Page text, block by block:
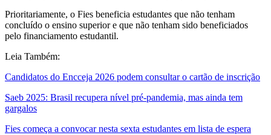
Prioritariamente, o Fies beneficia estudantes que não tenham
concluído o ensino superior e que não tenham sido beneficiados
pelo financiamento estudantil.
Leia Também:
Candidatos do Encceja 2026 podem consultar o cartão de inscrição
Saeb 2025: Brasil recupera nível pré-pandemia, mas ainda tem
gargalos
Fies começa a convocar nesta sexta estudantes em lista de espera